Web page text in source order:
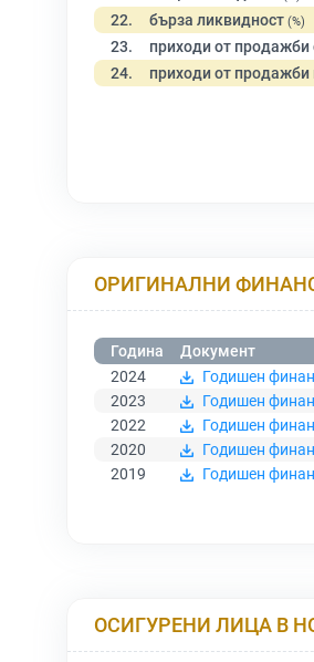
22. бърза ликвидност (%)
23. приходи от продажби
24. приходи от продажби
ОРИГИНАЛНИ
Година
Документ
2024
Годишен
2023
Годишен
2022
Годишен
2020
Годишен
2019
Годишен
ОСИГУРЕНИ ЛИЦА В